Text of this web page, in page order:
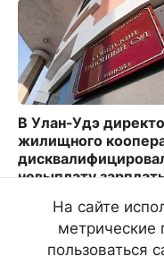
В Улан-Удэ
жилищного
невыплату
1796На сайте
пользоваться